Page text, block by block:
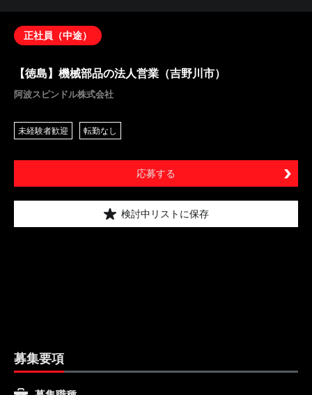
正社員（中途）
【徳島】機械部品の法人営業（吉野川市）
阿波スピンドル株式会社
未経験者歓迎 転勤なし
応募する
検討中リストに保存
募集要項